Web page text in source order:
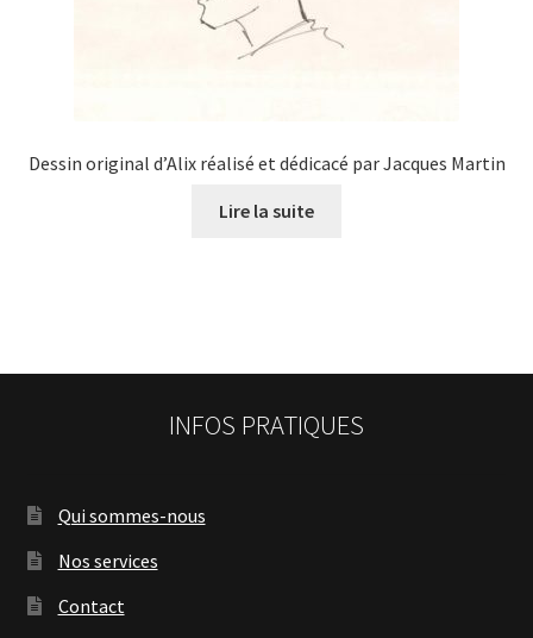
Dessin original d’Alix réalisé et dédicacé par Jacques Martin
Lire la suite
INFOS PRATIQUES
Qui sommes-nous
Nos services
Contact